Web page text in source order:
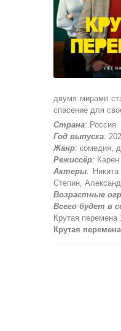
двумя мирами
спасение для
Страна: Россия
Год выпуска:
Жанр: комедия,
Режиссёр:
Актеры:
Степин,
Возрастные
Всего будет в
Крутая
Крутая перемена